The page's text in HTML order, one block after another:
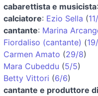
cabarettista e musicista:
calciatore: Ezio Sella (
cantante: Marina
Fiordaliso (cantante) (
Carmen Amato (29/8)
Mara Cubeddu (5/5)
Betty Vittori (6/6)
cantante e produttore